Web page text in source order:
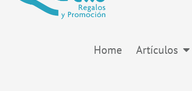
Home Artículos